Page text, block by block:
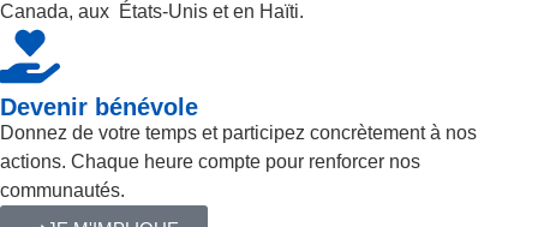
Canada, aux États-Unis et en Haïti.
Devenir bénévole
Donnez de votre temps et participez concrètement à nos
actions. Chaque heure compte pour renforcer nos
communautés.